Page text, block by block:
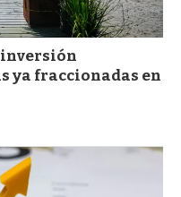
ya fraccionadas en